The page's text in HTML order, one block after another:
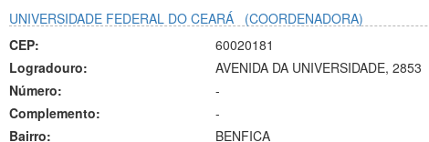
UNIVERSIDADE FEDERAL DO CEARÁ
(COORDENADORA)
CEP:
60020181
Logradouro:
AVENIDA DA UNIVERSIDADE, 2853
Número:
-
Complemento:
-
Bairro:
BENFICA